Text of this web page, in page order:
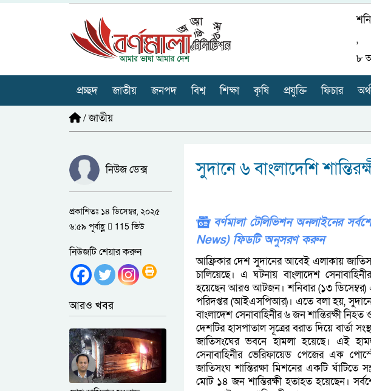
,
৮
প্রচ্ছদ জাতীয় জনপদ বিশ্ব শিক্ষা কৃষি প্রযুক্তি ফিচার
/জাতীয়
নিউজ ডেক্স
প্রকাশিতঃ ১৪ ডিসেম্বর, ২০২৫
৬:৫৯ পূর্বাহ্ণ
115 ভিউ
নিউজটি শেয়ার করুন
আরও খবর
সুদানে ৬ বাংলাদেশি
বর্ণমালা টেলিভিশন অনলাইনের
News) ফিডটি অনুসরণ করুন
আফ্রিকার দেশ সুদানের আবেই এলাকায় জাতিসংঘ
চালিয়েছে। এ ঘটনায় বাংলাদেশ
হয়েছেন আরও আটজন। শনিবার (১৩ ডিসেম্বর)
পরিদপ্তর (আইএসপিআর)। এতে বলা হয়,
বাংলাদেশ সেনাবাহিনীর ৬ জন শান্তিরক্ষী
দেশটির হাসপাতাল সূত্রের বরাত দিয়ে বার্তা
জাতিসংঘের ভবনে হামলা হয়েছে। এই
সেনাবাহিনীর ভেরিফায়েড পেজের এক
জাতিসংঘ শান্তিরক্ষা মিশনের একটি ঘাঁটিতে
মোট ১৪ জন শান্তিরক্ষী হতাহত হয়েছেন।